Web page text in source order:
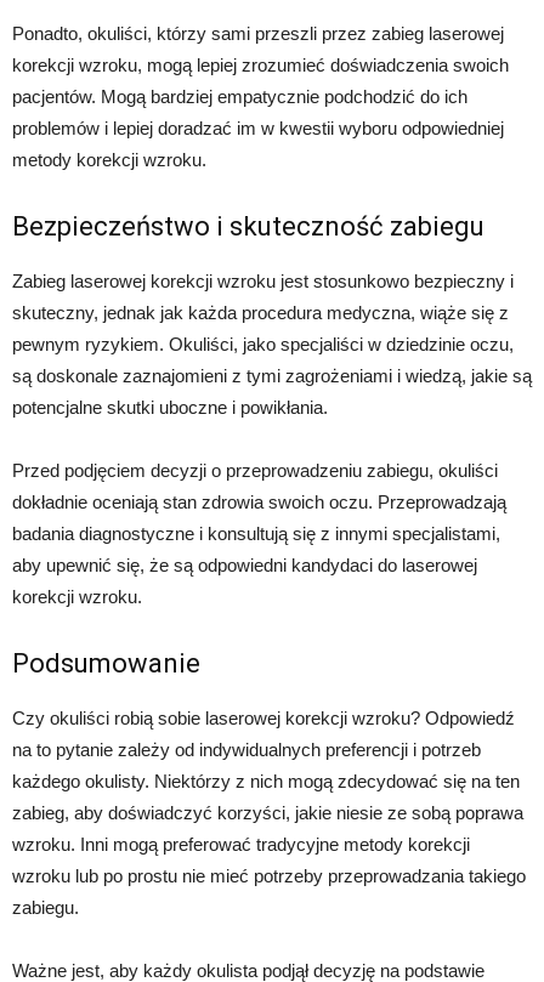
Ponadto, okuliści, którzy sami przeszli przez zabieg laserowej
korekcji wzroku, mogą lepiej zrozumieć doświadczenia swoich
pacjentów. Mogą bardziej empatycznie podchodzić do ich
problemów i lepiej doradzać im w kwestii wyboru odpowiedniej
metody korekcji wzroku.
Bezpieczeństwo i skuteczność zabiegu
Zabieg laserowej korekcji wzroku jest stosunkowo bezpieczny i
skuteczny, jednak jak każda procedura medyczna, wiąże się z
pewnym ryzykiem. Okuliści, jako specjaliści w dziedzinie oczu,
są doskonale zaznajomieni z tymi zagrożeniami i wiedzą, jakie są
potencjalne skutki uboczne i powikłania.
Przed podjęciem decyzji o przeprowadzeniu zabiegu, okuliści
dokładnie oceniają stan zdrowia swoich oczu. Przeprowadzają
badania diagnostyczne i konsultują się z innymi specjalistami,
aby upewnić się, że są odpowiedni kandydaci do laserowej
korekcji wzroku.
Podsumowanie
Czy okuliści robią sobie laserowej korekcji wzroku? Odpowiedź
na to pytanie zależy od indywidualnych preferencji i potrzeb
każdego okulisty. Niektórzy z nich mogą zdecydować się na ten
zabieg, aby doświadczyć korzyści, jakie niesie ze sobą poprawa
wzroku. Inni mogą preferować tradycyjne metody korekcji
wzroku lub po prostu nie mieć potrzeby przeprowadzania takiego
zabiegu.
Ważne jest, aby każdy okulista podjął decyzję na podstawie